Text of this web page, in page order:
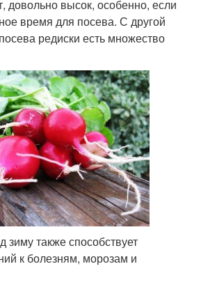
довольно высок, особенно, если
время для посева. С другой
редиски есть множество
зиму также способствует
к болезням, морозам и